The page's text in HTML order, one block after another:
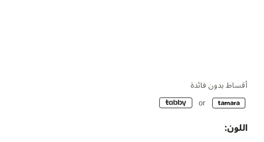
أقساط بدون فائدة
اللون: